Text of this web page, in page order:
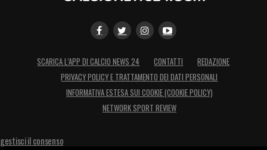
SCARICA L’APP DI CALCIO NEWS 24 CONTATTI
REDAZIONE
PRIVACY POLICY E TRATTAMENTO DEI DATI PERSONALI
INFORMATIVA ESTESA SUI COOKIE (COOKIE POLICY)
NETWORK SPORT REVIEW
gestisci il consenso